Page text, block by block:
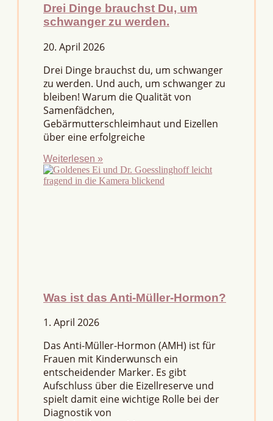
Drei Dinge brauchst Du, um
schwanger zu werden.
20. April 2026
Drei Dinge brauchst du, um schwanger
zu werden. Und auch, um schwanger zu
bleiben! Warum die Qualität von
Samenfädchen,
Gebärmutterschleimhaut und Eizellen
über eine erfolgreiche
Weiterlesen »
Was ist das Anti-Müller-Hormon?
1. April 2026
Das Anti-Müller-Hormon (AMH) ist für
Frauen mit Kinderwunsch ein
entscheidender Marker. Es gibt
Aufschluss über die Eizellreserve und
spielt damit eine wichtige Rolle bei der
Diagnostik von